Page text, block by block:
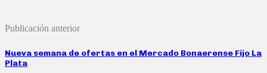
Publicación anterior
Nueva semana de ofertas en el Mercado Bonaerense Fijo La
Plata